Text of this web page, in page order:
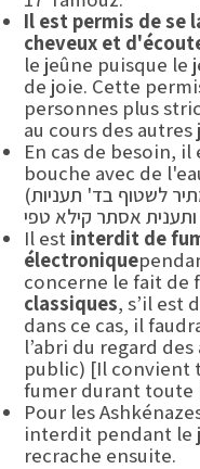
Il est permis de se
cheveux et
le jeûne puisque le
de joie. Cette
personnes plus
au cours des autres
En cas de besoin,
bouche avec de
(משנ"ב סי' תקסז ס"ק יא מתיר לשטוף בד' תעניות
Il est interdit de
électronique
concerne le fait de
classiques, s’il est
dans ce cas, il
l’abri du regard
public) [Il convient
fumer durant toute
Pour les
interdit pendant le
recrache ensuite.